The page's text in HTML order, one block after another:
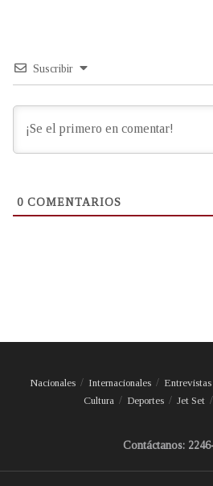
Suscribir
0 COMENTARIOS
Nacionales Internacionales Entrevistas
Cultura
Deportes Jet Set
Contáctanos: